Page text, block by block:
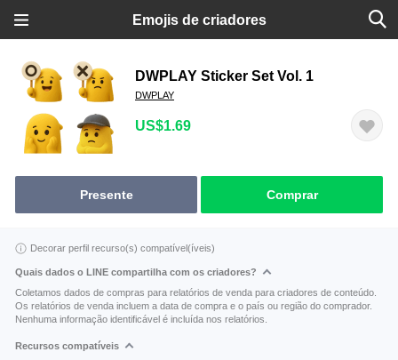
Emojis de criadores
DWPLAY Sticker Set Vol. 1
DWPLAY
US$1.69
Presente Comprar
Decorar perfil recurso(s) compatível(íveis)
Quais dados o LINE compartilha com os criadores?
Coletamos dados de compras para relatórios de venda para criadores de conteúdo.
Os relatórios de venda incluem a data de compra e o país ou região do comprador.
Nenhuma informação identificável é incluída nos relatórios.
Recursos compatíveis